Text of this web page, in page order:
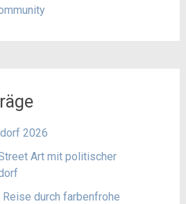
2026
Art mit politischer
durch farbenfrohe